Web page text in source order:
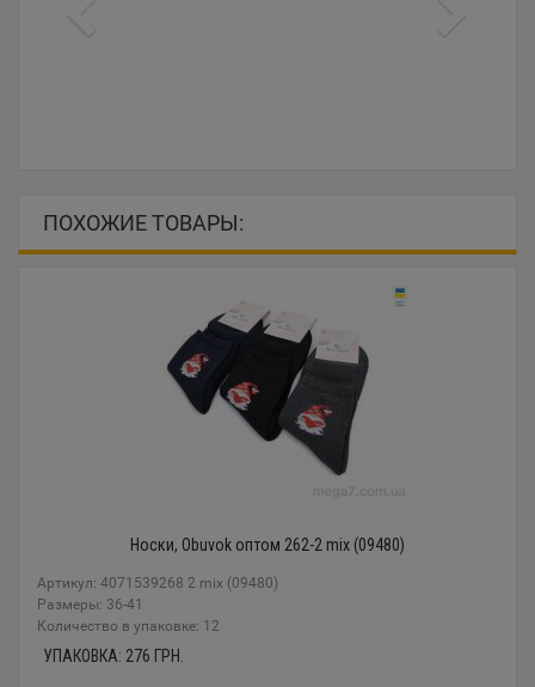
ПОХОЖИЕ ТОВАРЫ:
Носки, Obuvok оптом 262-2 mix (09480)
Артикул: 4071539268 2 mix (09480)
Размеры: 36-41
Количество в упаковке: 12
УПАКОВКА: 276 ГРН.